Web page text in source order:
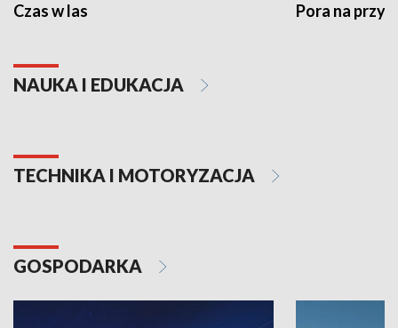
Czas w las Pora na
NAUKA I EDUKACJA
TECHNIKA I MOTORYZACJA
GOSPODARKA